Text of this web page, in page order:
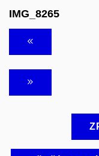
IMG_8265